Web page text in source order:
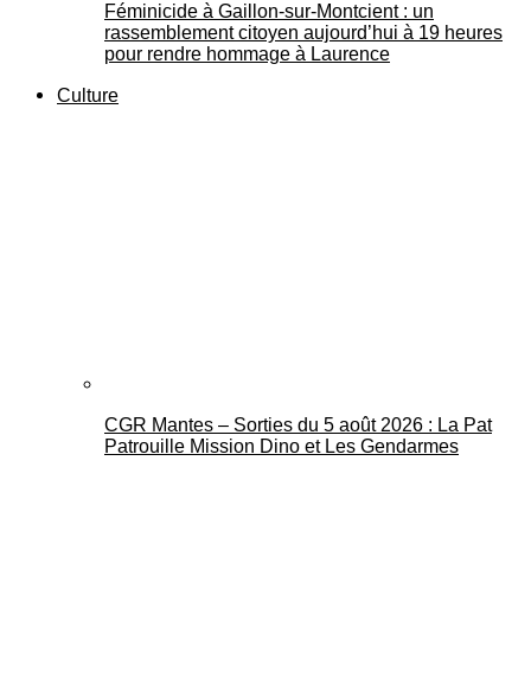
Féminicide à Gaillon‑sur‑Montcient : un
rassemblement citoyen aujourd’hui à 19 heures
pour rendre hommage à Laurence
Culture
CGR Mantes – Sorties du 5 août 2026 : La Pat
Patrouille Mission Dino et Les Gendarmes